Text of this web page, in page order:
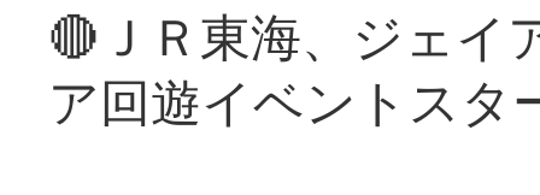
🔴ＪＲ東海、ジェイ
ア回遊イベントスタ